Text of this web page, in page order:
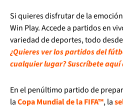
Si quieres disfrutar de la
Win Play. Accede a partidos en
variedad de deportes, todo
¿Quieres ver los partidos del
cualquier lugar? Suscríbete aquí
En el penúltimo partido de
laCopa Mundial de la FIFA™, la